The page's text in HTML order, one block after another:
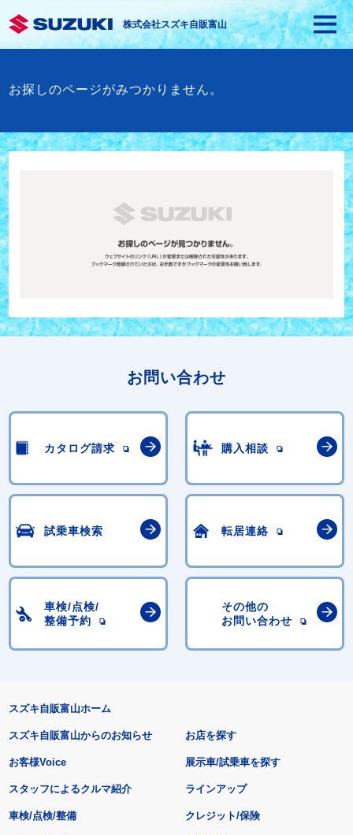
株式会社スズキ自販富山
お探しのページがみつかりません。
お問い合わせ
カタログ請求 購入相談
試乗車検索 転居連絡
車検/点検/
整備予約
その他の
お問い合わせ
スズキ自販富山ホーム
スズキ自販富山からのお知らせ
お客様Voice
スタッフによるクルマ紹介
お店を探す
展示車/試乗車を探す
ラインアップ
車検/点検/整備 クレジット/保険